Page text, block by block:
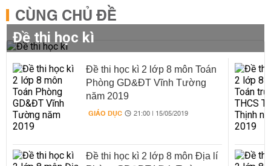
CÙNG CHỦ ĐỀ
Đề thi học kì
Đề thi học kì 2 lớp 8 môn Toán
Phòng GD&ĐT Vĩnh Tường
năm 2019
GIÁO DỤC 21:00 | 15/05/2019
Đề thi học kì 2 lớp 8 môn Địa lí